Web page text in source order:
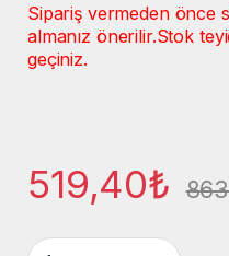
Sipariş vermeden önce
almanız önerilir.Stok
geçiniz.
519,40₺
Çoklu Delik Makine